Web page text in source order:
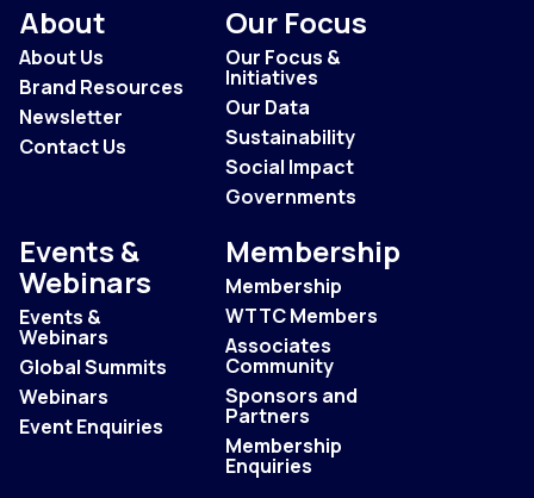
About
About Us
Brand Resources
Newsletter
Contact Us
Our Focus
Our Focus &
Initiatives
Our Data
Sustainability
Social Impact
Governments
Events &
Webinars
Events &
Webinars
Global Summits
Webinars
Event Enquiries
Membership
Membership
WTTC Members
Associates
Community
Sponsors and
Partners
Membership
Enquiries